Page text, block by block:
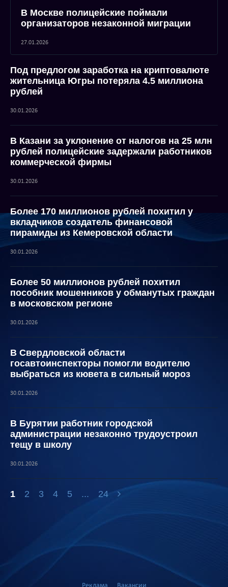
В Москве полицейские поймали
организаторов незаконной миграции
27.01.2026
Под предлогом заработка на криптовалюте
жительница Югры потеряла 4.5 миллиона
рублей
30.01.2026
В Казани за уклонение от налогов на 25 млн
рублей полицейские задержали работников
коммерческой фирмы
30.01.2026
Более 170 миллионов рублей похитил у
вкладчиков создатель финансовой
пирамиды из Кемеровской области
30.01.2026
Более 50 миллионов рублей похитил
пособник мошенников у обманутых граждан
в московском регионе
30.01.2026
В Свердловской области
госавтоинспекторы помогли водителю
выбраться из кювета в сильный мороз
30.01.2026
В Бурятии работник городской
администрации незаконно трудоустроил
тещу в школу
30.01.2026
1 2 3 4 5 ... 24